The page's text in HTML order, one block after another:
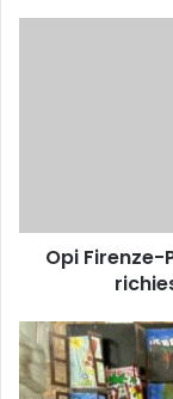
z
i
s
t
Opi
I
P
I